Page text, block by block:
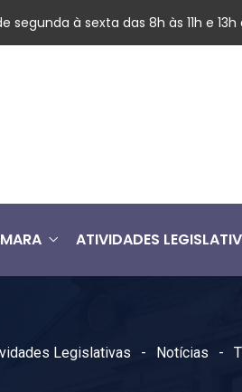
segunda à sexta das 8h às 11h e 13h
ATIVIDADES
Legislativas Notícias